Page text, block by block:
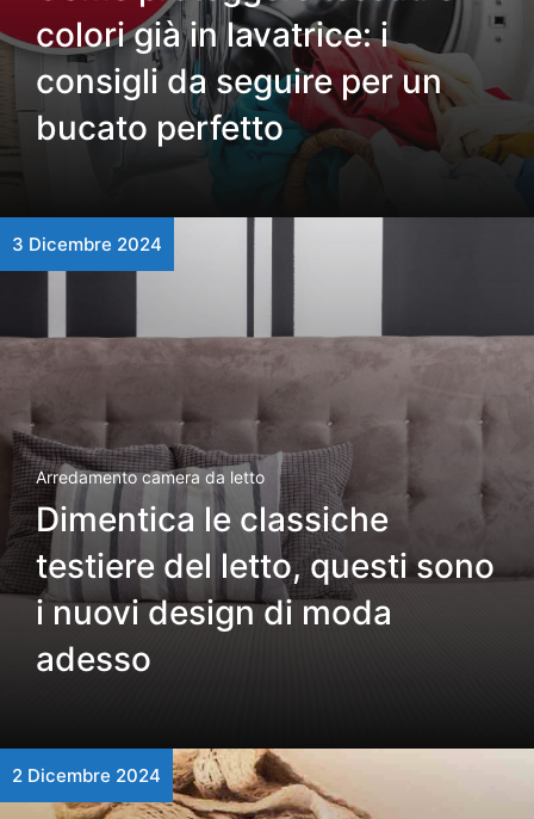
colori già in lavatrice: i
consigli da seguire per un
bucato perfetto
3 Dicembre 2024
Arredamento camera da letto
Dimentica le classiche
testiere del letto, questi sono
i nuovi design di moda
adesso
2 Dicembre 2024